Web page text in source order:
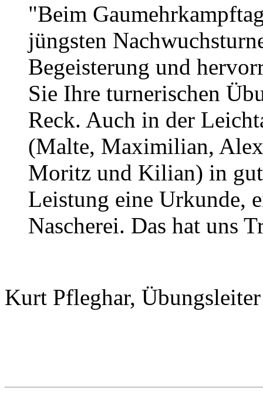
"Beim
jüngsten
Begeisterung und
Sie Ihre turnerischen
Reck. Auch in der
(Malte, Maximilian,
Moritz und Kilian) in
Leistung eine Urkunde,
Nascherei. Das hat uns
Kurt Pfleghar,